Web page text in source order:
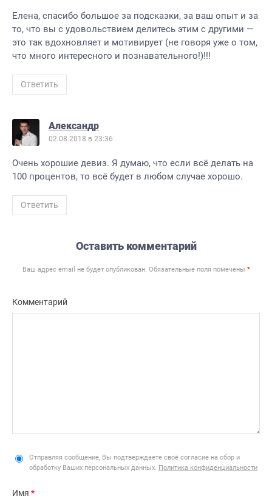
Елена, спасибо большое за подсказки, за ваш опыт и за
то, что вы с удовольствием делитесь этим с другими —
это так вдохновляет и мотивирует (не говоря уже о том,
что много интересного и познавательного!)!!!
Ответить
Александр
02.08.2018 в 23:36
Очень хорошие девиз. Я думаю, что если всё делать на
100 процентов, то всё будет в любом случае хорошо.
Ответить
Оставить комментарий
Ваш адрес email не будет опубликован. Обязательные поля помечены *
Комментарий
Отправляя сообщение, Вы подтверждаете своё согласие на сбор и
обработку Ваших персональных данных. Политика конфиденциальности
Имя *